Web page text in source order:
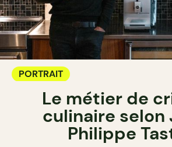
PORTRAIT
Le métier de
culinaire selon
Philippe